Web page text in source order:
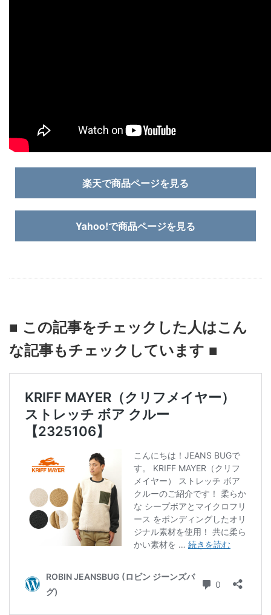
楽天で商品ページを見る
Yahoo!で商品ページを見る
■ この記事をチェックした人はこん
な記事もチェックしています ■